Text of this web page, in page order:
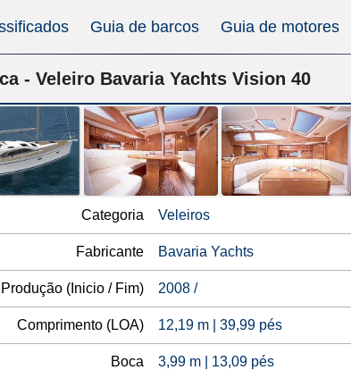
Guia de barcos Guia de motores
- Veleiro Bavaria Yachts Vision 40
Categoria Veleiros
Fabricante Bavaria Yachts
Produção (Inicio / Fim) 2008 /
Comprimento (LOA) 12,19 m | 39,99 pés
Boca 3,99 m | 13,09 pés